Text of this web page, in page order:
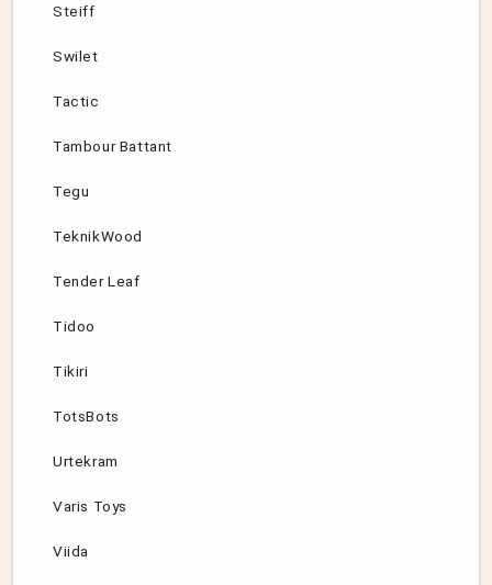
Steiff
Swilet
Tactic
Tambour Battant
Tegu
TeknikWood
Tender Leaf
Tidoo
Tikiri
TotsBots
Urtekram
Varis Toys
Viida